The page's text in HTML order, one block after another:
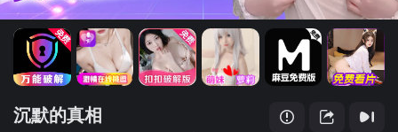
沉默的真相